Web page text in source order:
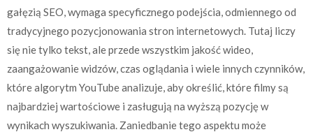
gałęzią SEO, wymaga specyficznego podejścia, odmiennego od
tradycyjnego pozycjonowania stron internetowych. Tutaj liczy
się nie tylko tekst, ale przede wszystkim jakość wideo,
zaangażowanie widzów, czas oglądania i wiele innych czynników,
które algorytm YouTube analizuje, aby określić, które filmy są
najbardziej wartościowe i zasługują na wyższą pozycję w
wynikach wyszukiwania. Zaniedbanie tego aspektu może